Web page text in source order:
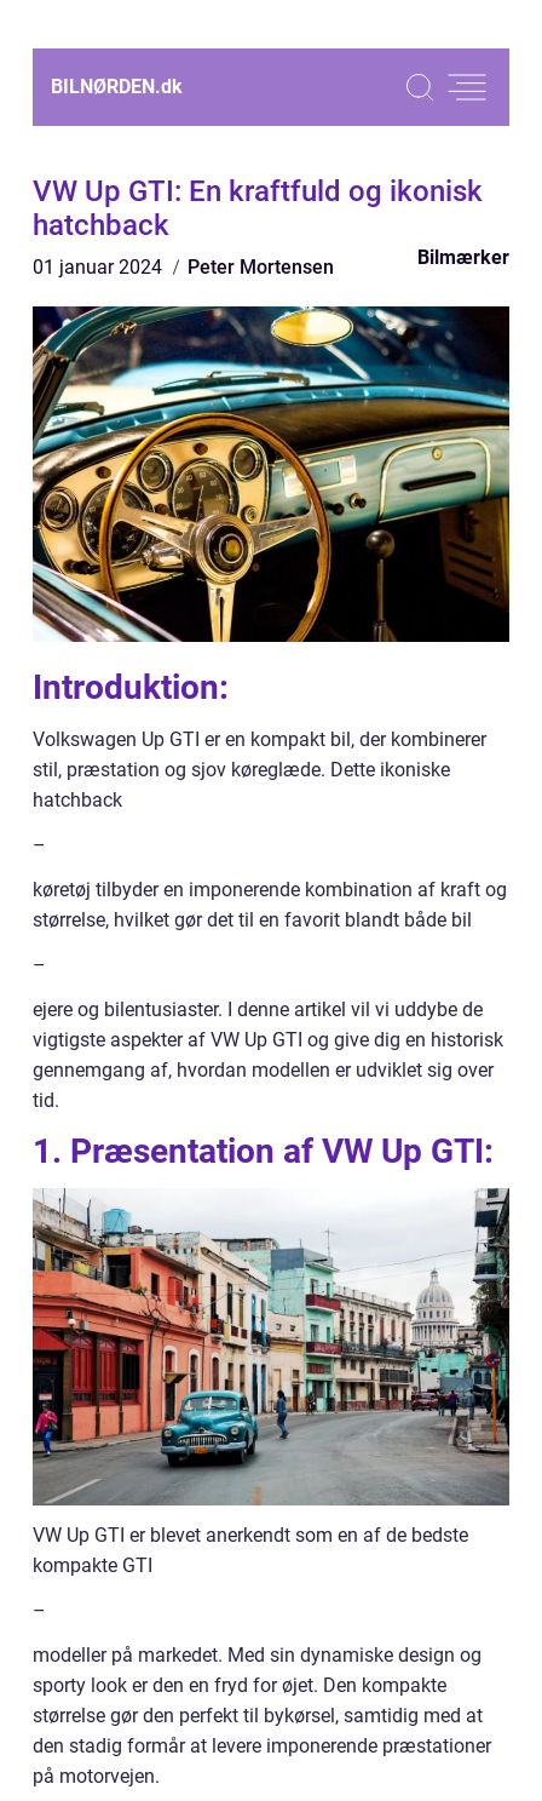
BILNØRDEN.dk
VW Up GTI: En kraftfuld og ikonisk
hatchback
01 januar 2024 Peter Mortensen Bilmærker
Introduktion:
Volkswagen Up GTI er en kompakt bil, der kombinerer
stil, præstation og sjov køreglæde. Dette ikoniske
hatchback
–
køretøj tilbyder en imponerende kombination af kraft og
størrelse, hvilket gør det til en favorit blandt både bil
–
ejere og bilentusiaster. I denne artikel vil vi uddybe de
vigtigste aspekter af VW Up GTI og give dig en historisk
gennemgang af, hvordan modellen er udviklet sig over
tid.
1. Præsentation af VW Up GTI:
VW Up GTI er blevet anerkendt som en af de bedste
kompakte GTI
–
modeller på markedet. Med sin dynamiske design og
sporty look er den en fryd for øjet. Den kompakte
størrelse gør den perfekt til bykørsel, samtidig med at
den stadig formår at levere imponerende præstationer
på motorvejen.